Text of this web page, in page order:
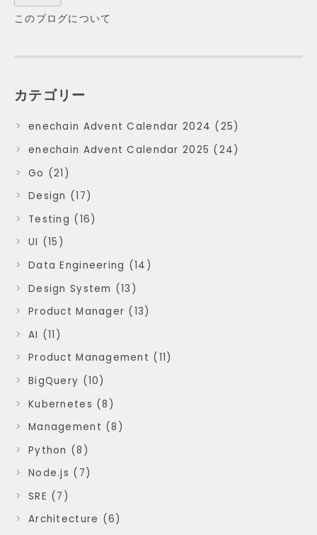
このブログについて
カテゴリー
enechain Advent Calendar 2024 (25)
enechain Advent Calendar 2025 (24)
Go (21)
Design (17)
Testing (16)
UI (15)
Data Engineering (14)
Design System (13)
Product Manager (13)
AI (11)
Product Management (11)
BigQuery (10)
Kubernetes (8)
Management (8)
Python (8)
Node.js (7)
SRE (7)
Architecture (6)